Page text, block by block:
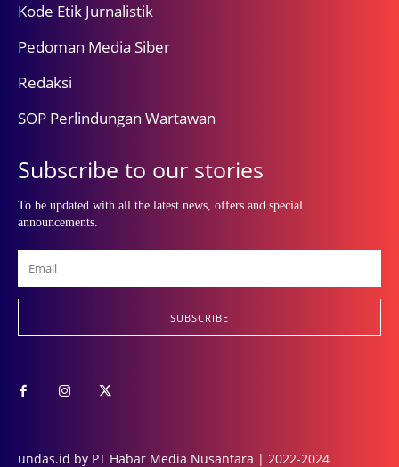
Kode Etik Jurnalistik
Pedoman Media Siber
Redaksi
SOP Perlindungan Wartawan
Subscribe to our stories
To be updated with all the latest news, offers and special
announcements.
SUBSCRIBE
undas.id by PT Habar Media Nusantara | 2022-2024